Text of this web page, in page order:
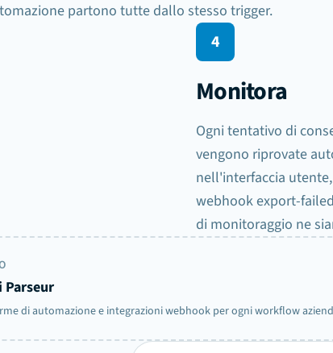
partono tutte dallo stesso trigger.
4
Monitora
Ogni tentativo di
vengono riprovate
nell'interfaccia
webhook export-
di monitoraggio ne
di automazione e integrazioni webhook per ogni workflow